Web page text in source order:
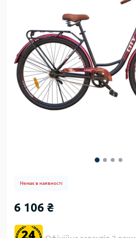
Немає в наявності
6 106 ₴